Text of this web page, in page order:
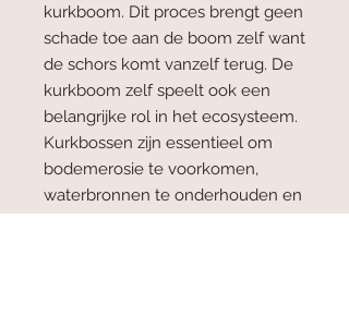
kurkboom. Dit proces brengt geen
schade toe aan de boom zelf want
de schors komt vanzelf terug. De
kurkboom zelf speelt ook een
belangrijke rol in het ecosysteem.
Kurkbossen zijn essentieel om
bodemerosie te voorkomen,
waterbronnen te onderhouden en